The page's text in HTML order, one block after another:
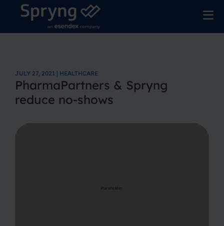
JULY 27, 2021 | HEALTHCARE
PharmaPartners & Spryng
reduce no-shows